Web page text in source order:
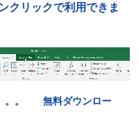
クリックで利用できま
。
無料ダウンロー